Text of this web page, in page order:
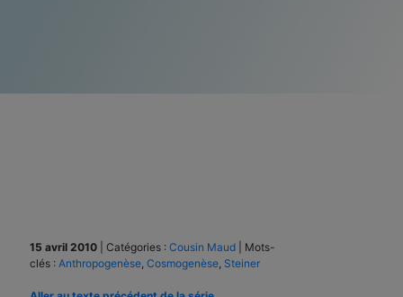
15 avril 2010 Catégories : Cousin Maud
Mots-
clés : Anthropogenèse Cosmogenèse Steiner